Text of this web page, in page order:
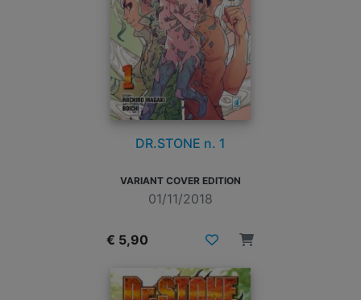
DR.STONE n. 1
VARIANT COVER EDITION
01/11/2018
€ 5,90